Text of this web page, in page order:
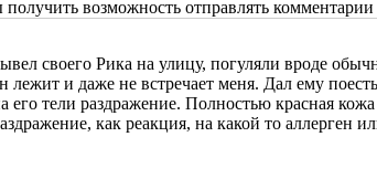
получить возможность отправлять комментарии
своего Рика на улицу, погуляли вроде
лежит и даже не встречает меня. Дал ему
его тели раздражение. Полностью красная
как реакция, на какой то аллерген